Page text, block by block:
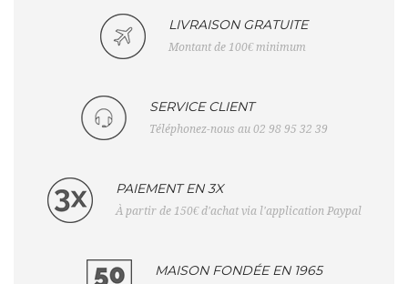
LIVRAISON GRATUITE
Montant de 100€ minimum
SERVICE CLIENT
Téléphonez-nous au 02 98 95 32 39
PAIEMENT EN 3X
À partir de 150€ d'achat via l'application Paypal
MAISON FONDÉE EN 1965